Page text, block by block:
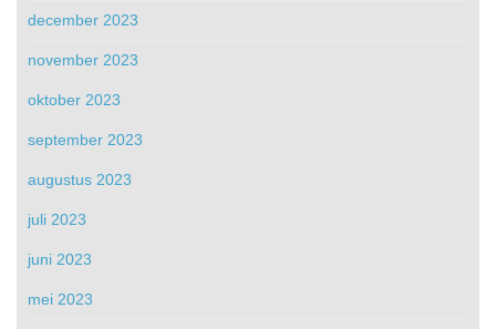
december 2023
november 2023
oktober 2023
september 2023
augustus 2023
juli 2023
juni 2023
mei 2023